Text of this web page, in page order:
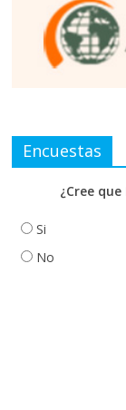
Encuestas
¿Cree
Si
No